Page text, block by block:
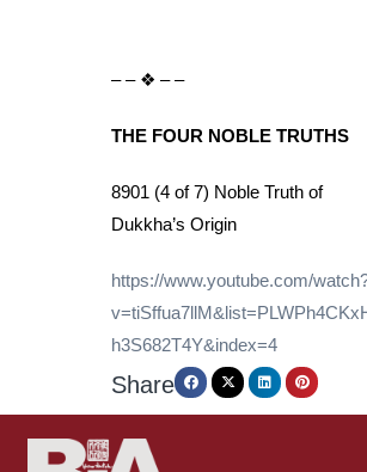
– – ❖ – –
THE FOUR NOBLE TRUTHS
8901 (4 of 7) Noble Truth of
Dukkha’s Origin
https://www.youtube.com/
h3S682T4Y&index=4
Share